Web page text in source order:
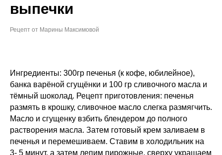
выпечки
Рецепт от Марины Максимовой
Ингредиенты: 300гр печенья (к кофе, юбилейное),
банка варёной сгущёнки и 100 гр сливочного масла и
тёмный шоколад. Рецепт приготовления: печенья
размять в крошку, сливочное масло слегка размягчить.
Масло и сгущенку взбить блендером до полного
растворения масла. Затем готовый крем заливаем в
печенья и перемешиваем. Ставим в холодильник на
3- 5 минут, а затем лепим пирожные, сверху украшаем